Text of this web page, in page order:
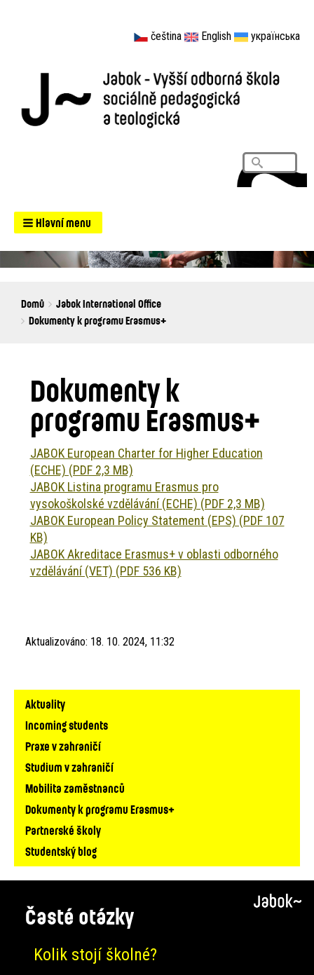
čeština English українська
Search
Hlavní menu
Breadcrumbs
You
are
Domů
Jabok International Office
Dokumenty k programu Erasmus+
Dokumenty k
programu Erasmus+
JABOK European Charter for Higher Education
(ECHE) (PDF 2,3 MB)
JABOK Listina programu Erasmus pro
vysokoškolské vzdělávání (ECHE) (PDF 2,3 MB)
JABOK European Policy Statement (EPS) (PDF 107
KB)
JABOK Akreditace Erasmus+ v oblasti odborného
vzdělávání (VET) (PDF 536 KB)
Aktualizováno: 18. 10. 2024, 11:32
Hlavní
navigace
Aktuality
Incoming students
Praxe v zahraničí
Studium v zahraničí
Mobilita zaměstnanců
Dokumenty k programu Erasmus+
Partnerské školy
Studentský blog
Časté otázky
Kolik stojí školné?